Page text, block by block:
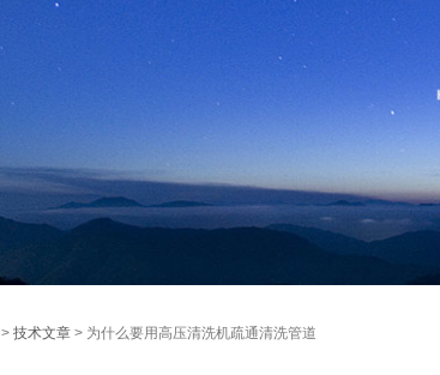
>技术文章 > 为什么要用高压清洗机疏通清洗管道